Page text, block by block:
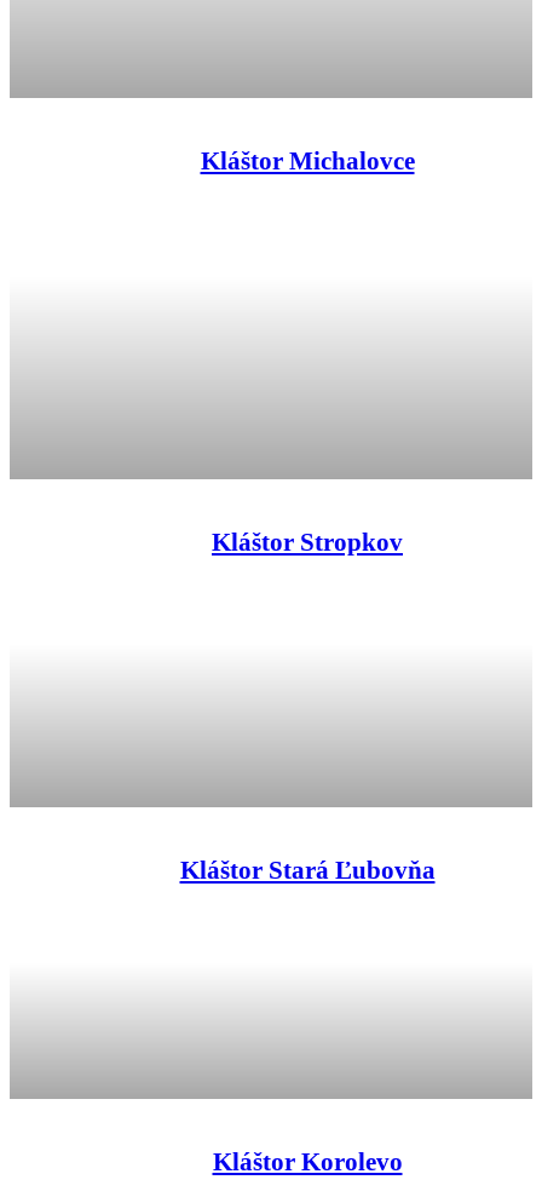
Kláštor Michalovce
Kláštor Stropkov
Kláštor Stará Ľubovňa
Kláštor Korolevo